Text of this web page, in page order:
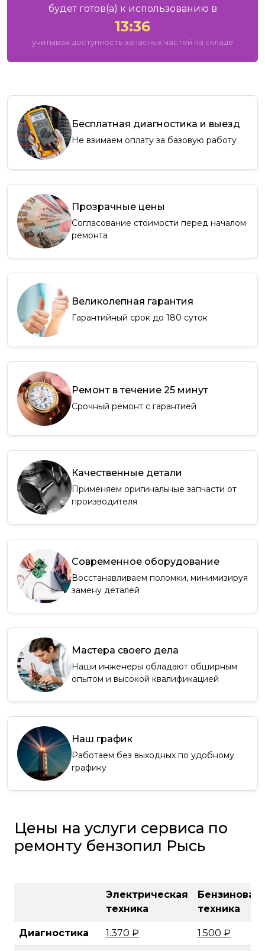
будет готов(а) к использованию в
13:36
учитывая доступность запасных частей на складе
Бесплатная диагностика и выезд
Не взимаем оплату за базовую работу
Прозрачные цены
Согласование стоимости перед началом
ремонта
Великолепная гарантия
Гарантийный срок до 180 суток
Ремонт в течение 25 минут
Срочный ремонт с гарантией
Качественные детали
Применяем оригинальные запчасти от
производителя
Современное оборудование
Восстанавливаем поломки, минимизируя
замену деталей
Мастера своего дела
Наши инженеры обладают обширным
опытом и высокой квалификацией
Наш график
Работаем без выходных по удобному
графику
Цены на услуги сервиса по
ремонту бензопил Рысь
Электрическая
техника
Бензиновая
техника
Диагностика 1.370 ₽ 1.500 ₽